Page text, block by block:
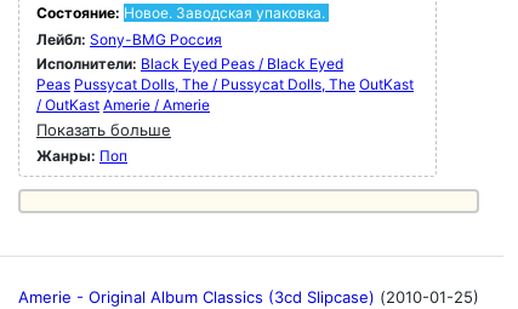
Состояние: Новое. Заводская упаковка.
Лейбл: Sony-BMG Россия
Исполнители: Black Eyed Peas / Black Eyed
Peas Pussycat Dolls, The / Pussycat Dolls, The OutKast
/ OutKast Amerie / Amerie
Показать больше
Жанры: Поп
Amerie - Original Album Classics (3cd Slipcase) (2010-01-25)